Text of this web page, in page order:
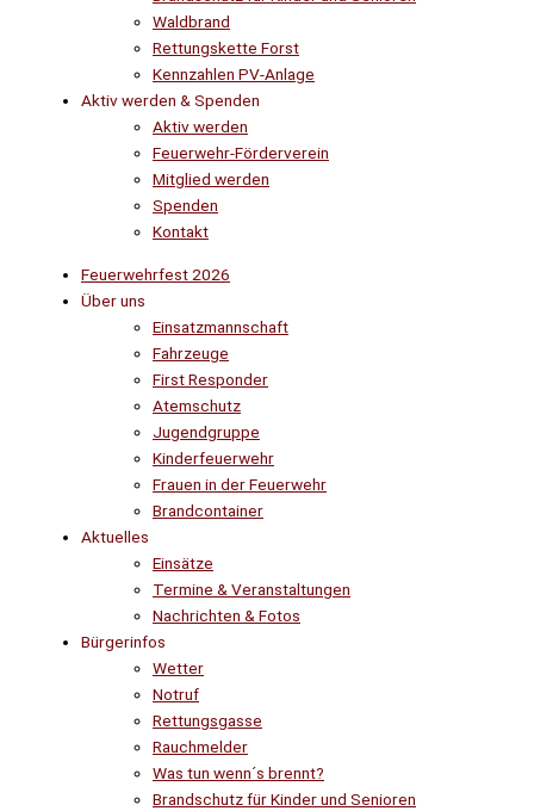
Waldbrand
Rettungskette Forst
Kennzahlen PV-Anlage
Aktiv werden & Spenden
Aktiv werden
Feuerwehr-Förderverein
Mitglied werden
Spenden
Kontakt
Feuerwehrfest 2026
Über uns
Einsatzmannschaft
Fahrzeuge
First Responder
Atemschutz
Jugendgruppe
Kinderfeuerwehr
Frauen in der Feuerwehr
Brandcontainer
Aktuelles
Einsätze
Termine & Veranstaltungen
Nachrichten & Fotos
Bürgerinfos
Wetter
Notruf
Rettungsgasse
Rauchmelder
Was tun wenn´s brennt?
Brandschutz für Kinder und Senioren